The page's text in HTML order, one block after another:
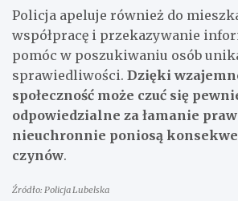
Policja apeluje również do
współpracę i przekazywanie
pomóc w poszukiwaniu osób
sprawiedliwości. Dzięki
społeczność może czuć się
odpowiedzialne za łamanie
nieuchronnie poniosą
czynów.
Źródło: Policja Lubelska